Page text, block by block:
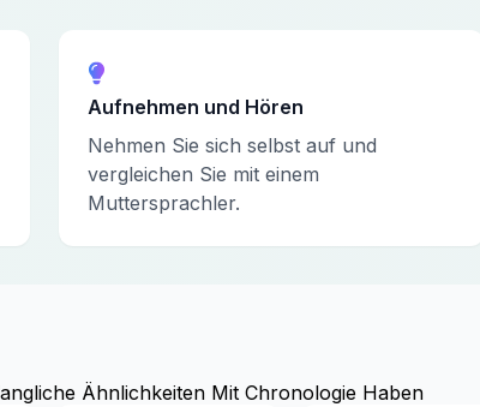
Aufnehmen und Hören
Nehmen Sie sich selbst auf und
vergleichen Sie mit einem
Muttersprachler.
Ähnlichkeiten Mit Chronologie Haben